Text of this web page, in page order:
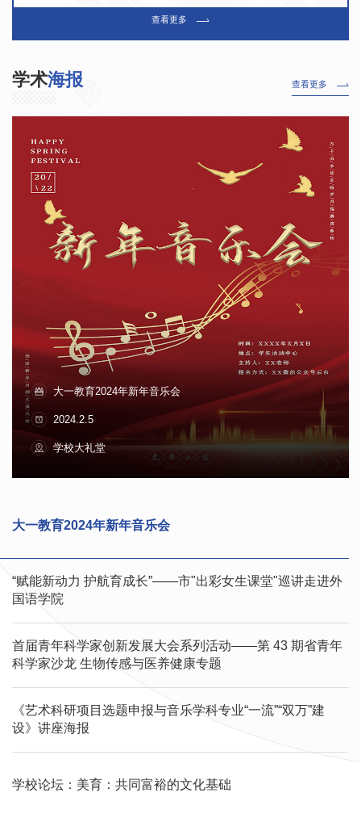
查看更多
查看更多
学术海报 查看更多
大一教育2024年新年音乐会
2024.2.5
学校大礼堂
“赋能新动力 护航育成长”——市"出彩女生课堂"巡讲走进外国语
学院
2024.4.5
学校大礼堂
首届青年科学家创新发展大会系列活动——第 43 期省青年科学
家沙龙 生物传感与医养健康专题
2024.4.5
学校大礼堂
《艺术科研项目选题申报与音乐学科专业“一流”“双万”建设》讲座
海报
2024.4.5
学校大礼堂
学校论坛：美育：共同富裕的文化基础
2024.4.5
学校大礼堂
大一教育2024年新年音乐会
“赋能新动力 护航育成长”——市"出彩女生课堂"巡讲走进外
国语学院
首届青年科学家创新发展大会系列活动——第 43 期省青年
科学家沙龙 生物传感与医养健康专题
《艺术科研项目选题申报与音乐学科专业“一流”“双万”建
设》讲座海报
学校论坛：美育：共同富裕的文化基础